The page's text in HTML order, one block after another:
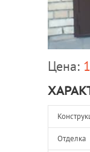
Цена:
Отделка